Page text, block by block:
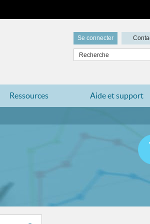
Se connecter
Ressources Aide et support